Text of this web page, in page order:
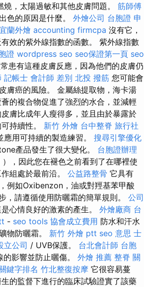
，太陽過敏和其他皮膚問題。 筋師傅
色的原因是什麼。 外燴公司 台胞證 申
蘭外燴 accounting firmcpa 沒有它，
效的紫外線指數的函數。 紫外線指數
證 wordpress seo seo保證第一頁 seo
患有這種皮膚反應，因為他們的皮膚仍
記帳士 會計師 差別 北投 撥筋 您可能會
膚癌的風險。 金屬絲提取物，海卡湯
的複合物促進了強烈的水合，並減輕
膚比成年人瘦得多，並且由於暴露於
持續性。 新竹 外燴 台中整脊 旅行社
用可持續的製造練習。 搜尋引擎優化
產品發生了很大變化。 台胞證辦理
，因此您在褪色之前看到了在哪裡使
組處於最前沿。 公益路整骨 它具有
例如Oxibenzon，油或對羥基苯甲酸
，請遵循使用防曬霜的簡單規則。 公司
心情良好的激素的產生。 外燴廠商 台
- seo tools 協會成立費用 防水和汗水
物防曬霜。 新竹 外燴 ptt seo 意思 士
立公司 / UVB保護。 台北會計師 台胞
影響並防止曬傷。 外燴 推薦 整脊 關
鍵字排名 竹北整復按摩 它很容易蔓
的監督下進行的臨床試驗證實了該藥